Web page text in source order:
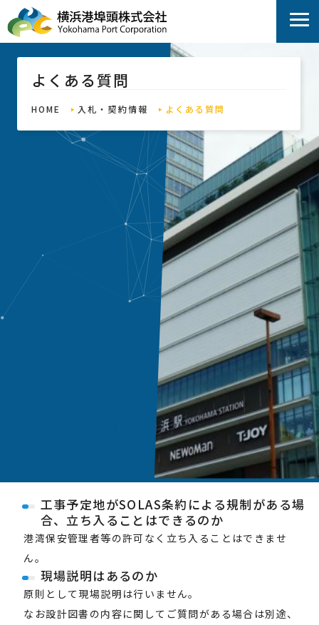
よくある質問
HOME 入札・契約情報 よくある質問
工事予定地がSOLAS条約による規制がある場
合、立ち入ることはできるのか
港湾保安管理者等の許可なく立ち入ることはできませ
ん。
現場説明はあるのか
原則として現場説明は行いません。
なお設計図書の内容に関してご質問がある場合は別途、